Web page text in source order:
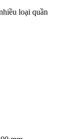
loại quần